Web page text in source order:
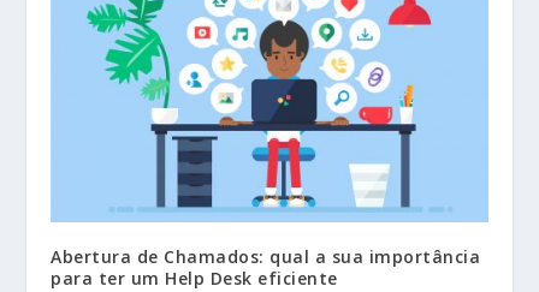
Abertura de Chamados: qual a sua importância
para ter um Help Desk eficiente